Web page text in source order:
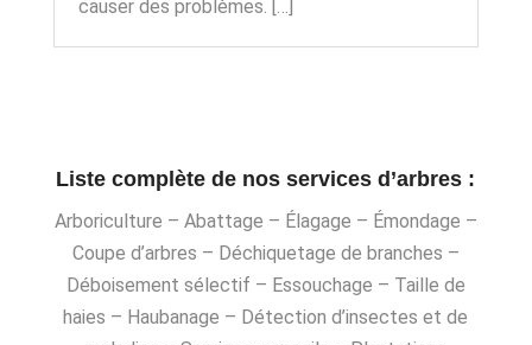
causer des problèmes. […]
Liste complète de nos services d’arbres :
Arboriculture – Abattage – Élagage – Émondage –
Coupe d’arbres – Déchiquetage de branches –
Déboisement sélectif – Essouchage – Taille de
haies – Haubanage – Détection d’insectes et de